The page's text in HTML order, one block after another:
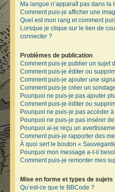
Ma langue n’apparaît pas dans la
Comment puis-je afficher une
Quel est mon rang et comment
Lorsque je clique sur le lien de
connecter ?
Problèmes de publication
Comment puis-je publier un sujet
Comment puis-je éditer ou
Comment puis-je ajouter une
Comment puis-je créer un
Pourquoi ne puis-je pas ajouter
Comment puis-je éditer ou
Pourquoi ne puis-je pas accéder
Pourquoi ne puis-je pas insérer
Pourquoi ai-je reçu un
Comment puis-je rapporter des
À quoi sert le bouton «
Pourquoi mon message a-t-il
Comment puis-je remonter mes
Mise en forme et types de sujets
Qu’est-ce que le BBCode ?